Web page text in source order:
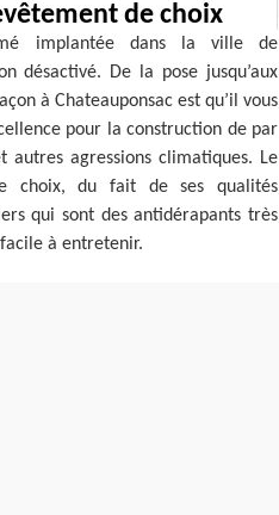
de choix
implantée dans la ville de
désactivé. De la pose jusqu’aux
à Chateauponsac est qu’il vous
pour la construction de par
autres agressions climatiques. Le
choix, du fait de ses qualités
qui sont des antidérapants très
à entretenir.